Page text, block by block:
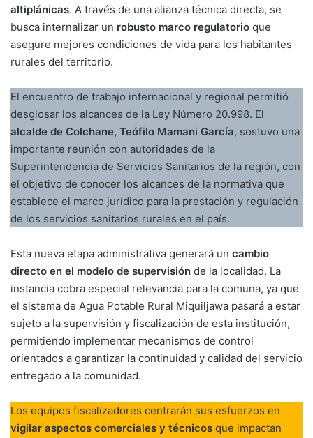
altiplánicas. A través de una alianza técnica directa, se
busca internalizar un robusto marco regulatorio que
asegure mejores condiciones de vida para los habitantes
rurales del territorio.
El encuentro de trabajo internacional y regional permitió
desglosar los alcances de la Ley Número 20.998. El
alcalde de Colchane, Teófilo Mamani García, sostuvo una
importante reunión con autoridades de la
Superintendencia de Servicios Sanitarios de la región, con
el objetivo de conocer los alcances de la normativa que
establece el marco jurídico para la prestación y regulación
de los servicios sanitarios rurales en el país.
Esta nueva etapa administrativa generará un cambio
directo en el modelo de supervisión de la localidad. La
instancia cobra especial relevancia para la comuna, ya que
el sistema de Agua Potable Rural Miquiljawa pasará a estar
sujeto a la supervisión y fiscalización de esta institución,
permitiendo implementar mecanismos de control
orientados a garantizar la continuidad y calidad del servicio
entregado a la comunidad.
Los equipos fiscalizadores centrarán sus esfuerzos en
vigilar aspectos comerciales y técnicos que impactan